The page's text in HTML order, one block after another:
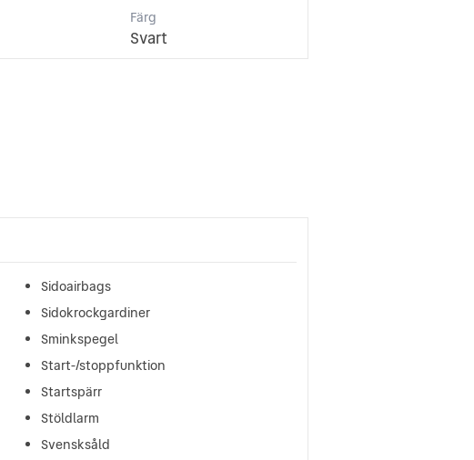
Färg
Svart
Sidoairbags
Sidokrockgardiner
Sminkspegel
Start-/stoppfunktion
Startspärr
Stöldlarm
Svensksåld